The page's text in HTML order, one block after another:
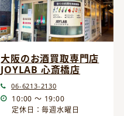
大阪のお酒買取専門店
JOYLAB 心斎橋店
06-6213-2130
10:00 ～ 19:00
定休日：毎週水曜日